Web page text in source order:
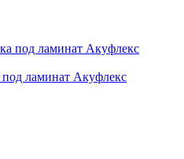
ламинат Акуфлекс